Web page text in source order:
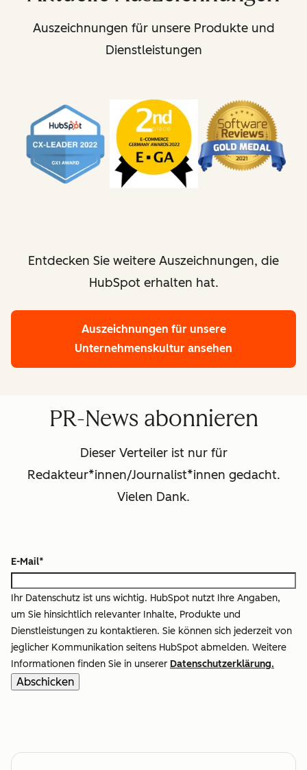
Auszeichnungen für unsere Produkte und
Dienstleistungen
Entdecken Sie weitere Auszeichnungen, die
HubSpot erhalten hat.
Auszeichnungen für unsere
Unternehmenskultur ansehen
PR-News abonnieren
Dieser Verteiler ist nur für
Redakteur*innen/Journalist*innen gedacht.
Vielen Dank.
E-Mail*
Ihr Datenschutz ist uns wichtig. HubSpot nutzt Ihre Angaben,
um Sie hinsichtlich relevanter Inhalte, Produkte und
Dienstleistungen zu kontaktieren. Sie können sich jederzeit von
jeglicher Kommunikation seitens HubSpot abmelden. Weitere
Informationen finden Sie in unserer Datenschutzerklärung.